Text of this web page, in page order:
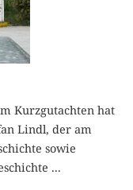
Kurzgutachten hat
Lindl, der am
sowie
...